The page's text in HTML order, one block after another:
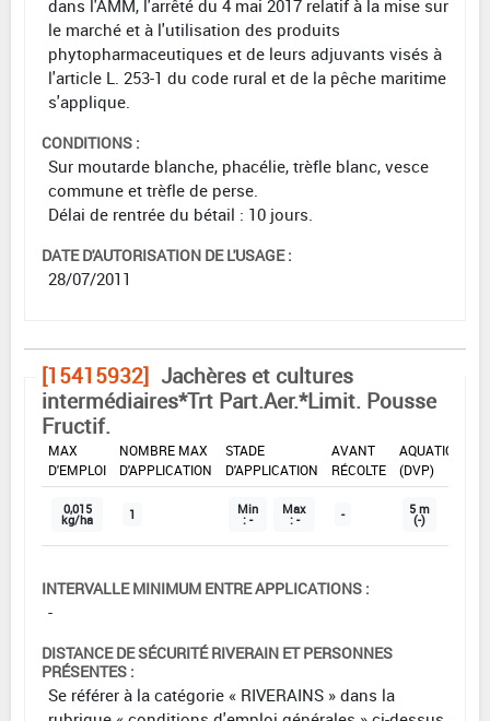
dans l'AMM, l'arrêté du 4 mai 2017 relatif à la mise sur
le marché et à l'utilisation des produits
phytopharmaceutiques et de leurs adjuvants visés à
l'article L. 253-1 du code rural et de la pêche maritime
s'applique.
CONDITIONS :
Sur moutarde blanche, phacélie, trèfle blanc, vesce
commune et trèfle de perse.
Délai de rentrée du bétail : 10 jours.
DATE D'AUTORISATION DE L'USAGE :
28/07/2011
[15415932] Jachères et cultures
intermédiaires*Trt Part.Aer.*Limit. Pousse
Fructif.
DOSE
MAX
D'EMPLOI
NOMBRE MAX
D'APPLICATION
STADE
D'APPLICATION
AVANT
RÉCOLTE
AQUATIQUE
(DVP)
0,015
kg/ha 1 Min
: -
Max
: - - 5 m
(-)
INTERVALLE MINIMUM ENTRE APPLICATIONS :
-
DISTANCE DE SÉCURITÉ RIVERAIN ET PERSONNES
PRÉSENTES :
Se référer à la catégorie « RIVERAINS » dans la